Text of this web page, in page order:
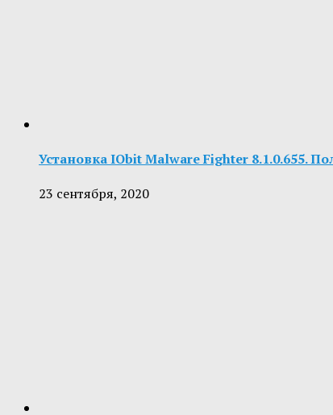
Установка IObit Malware Fighter 8.1.0.655.
23 сентября, 2020